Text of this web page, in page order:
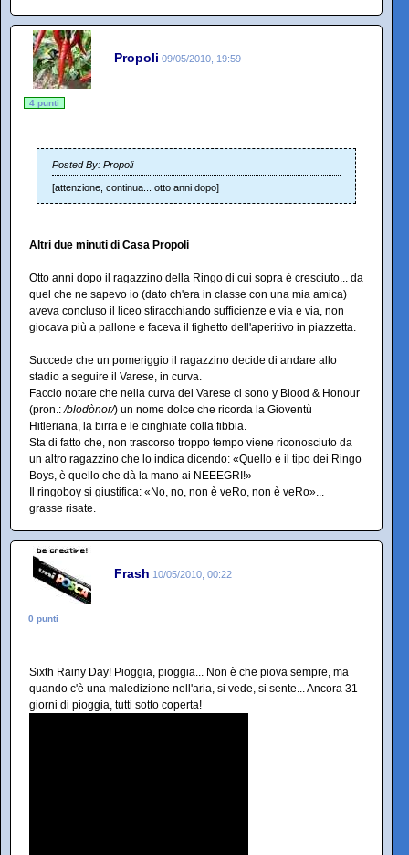
Propoli 09/05/2010, 19:59
4 punti
Posted By: Propoli
[attenzione, continua... otto anni dopo]
Altri due minuti di Casa Propoli
Otto anni dopo il ragazzino della Ringo di cui sopra è cresciuto... da
quel che ne sapevo io (dato ch'era in classe con una mia amica)
aveva concluso il liceo stiracchiando sufficienze e via e via, non
giocava più a pallone e faceva il fighetto dell'aperitivo in piazzetta.
Succede che un pomeriggio il ragazzino decide di andare allo
stadio a seguire il Varese, in curva.
Faccio notare che nella curva del Varese ci sono y Blood & Honour
(pron.:/blodònor/) un nome dolce che ricorda la Gioventù
Hitleriana, la birra e le cinghiate colla fibbia.
Sta di fatto che, non trascorso troppo tempo viene riconosciuto da
un altro ragazzino che lo indica dicendo: «Quello è il tipo dei Ringo
Boys, è quello che dà la mano ai NEEEGRI!»
Il ringoboy si giustifica: «No, no, non è veRo, non è veRo»...
grasse risate.
Frash 10/05/2010, 00:22
0 punti
Sixth Rainy Day! Pioggia, pioggia... Non è che piova sempre, ma
quando c'è una maledizione nell'aria, si vede, si sente... Ancora 31
giorni di pioggia, tutti sotto coperta!